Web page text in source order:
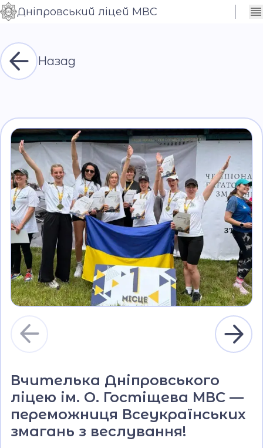
Контраст
Шрифт
Дніпровський ліцей МВС
Назад
Вчителька Дніпровського
ліцею ім. О. Гостіщева МВС —
переможниця Всеукраїнських
змагань з веслування!